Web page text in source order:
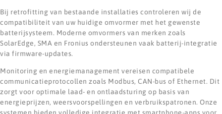
Bij retrofitting van bestaande installaties controleren wij de
compatibiliteit van uw huidige omvormer met het gewenste
batterijsysteem. Moderne omvormers van merken zoals
SolarEdge, SMA en Fronius ondersteunen vaak batterij-integratie
via firmware-updates.
Monitoring en energiemanagement vereisen compatibele
communicatieprotocollen zoals Modbus, CAN-bus of Ethernet. Dit
zorgt voor optimale laad- en ontlaadsturing op basis van
energieprijzen, weersvoorspellingen en verbruikspatronen. Onze